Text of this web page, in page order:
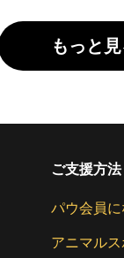
もっと
ご支援方法
パウ会員に
アニマル